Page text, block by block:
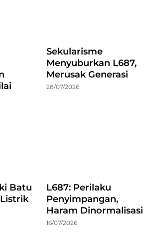
Sekularisme
Menyuburkan L687,
Merusak Generasi
28/07/2026
Batu
L687: Perilaku
Penyimpangan,
Haram Dinormalisasi
16/07/2026